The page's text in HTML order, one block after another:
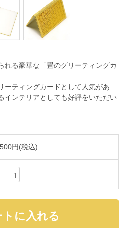
れる豪華な「畳のグリーティングカ
ーティングカードとして人気があ
インテリアとしても好評をいただい
円(税込)